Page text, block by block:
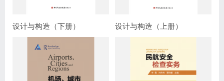
设计与构造（下册） 设计与构造（上册）